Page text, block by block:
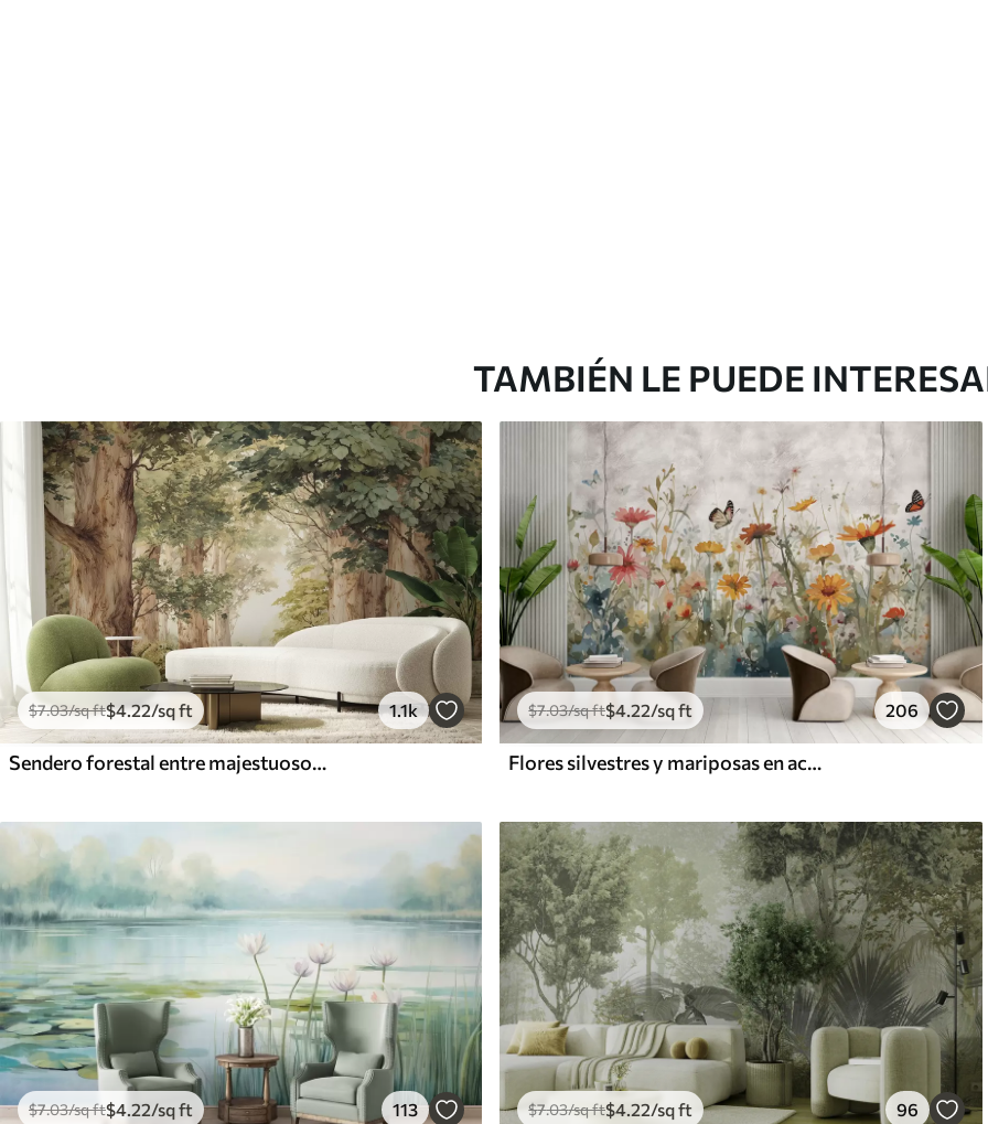
TAMBIÉN LE PUEDE
$7.03/sq ft$4.22/sq ft 1.1k
Sendero forestal entre majestuosos árboles en estilo acuarela
$7.03/sq ft$4 .22/sq ft 206
Flores silvestres y mariposas en acuarela
$7.03/sq ft$4.22/sq ft 113 $7.03/sq ft$4.22/sq ft 96